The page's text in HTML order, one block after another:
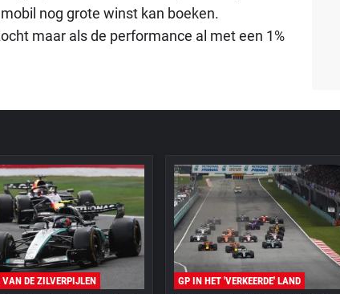
nog grote winst kan boeken.
maar als de performance al met een 1%
VAN DE ZILVERPIJLEN GP IN HET 'VERKEERDE' LAND